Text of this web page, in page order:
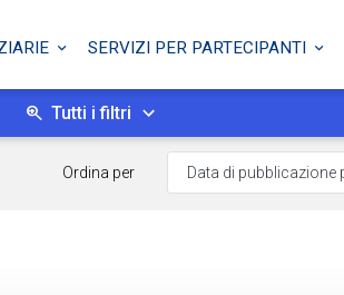
SERVIZI PER PARTECIPANTI
Tutti i filtri
Ordina per